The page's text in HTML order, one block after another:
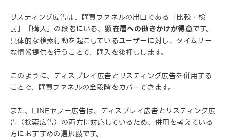
リスティング広告は、購買ファネルの出口である「比較・検
討」「購入」の段階にいる、顕在層への働きかけが得意です。
具体的な検索行動を起こしているユーザーに対し、タイムリー
な情報提供を行うことで、購入を後押しします。
このように、ディスプレイ広告とリスティング広告を併用する
ことで、購買ファネルの全段階をカバーできます。
また、LINEヤフー広告は、ディスプレイ広告とリスティング広
告（検索広告）の両方に対応しているため、併用を考えている
方におすすめの選択肢です。